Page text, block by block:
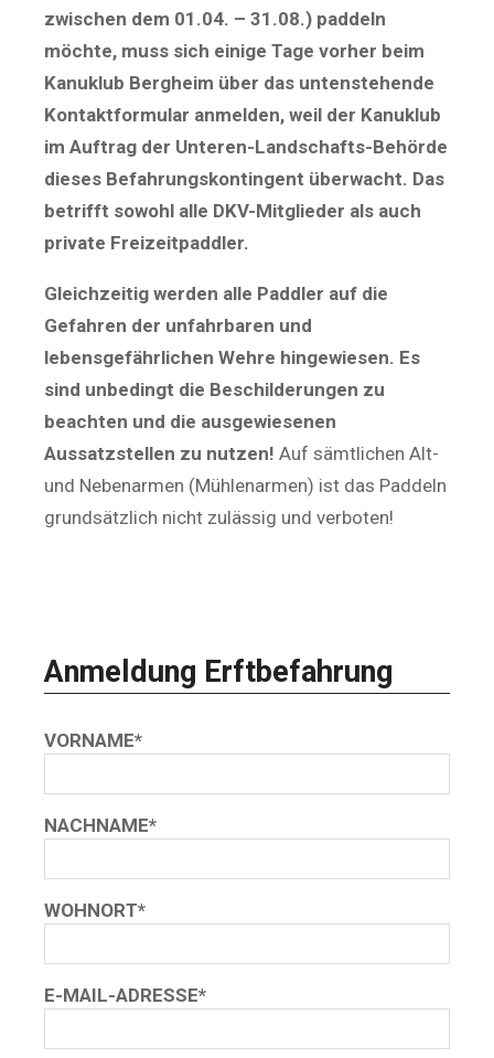
zwischen dem 01.04. – 31.08.) paddeln
möchte, muss sich einige Tage vorher beim
Kanuklub Bergheim über das untenstehende
Kontaktformular anmelden, weil der Kanuklub
im Auftrag der Unteren-Landschafts-Behörde
dieses Befahrungskontingent überwacht. Das
betrifft sowohl alle DKV-Mitglieder als auch
private Freizeitpaddler.
Gleichzeitig werden alle Paddler auf die
Gefahren der unfahrbaren und
lebensgefährlichen Wehre hingewiesen. Es
sind unbedingt die Beschilderungen zu
beachten und die ausgewiesenen
Aussatzstellen zu nutzen! Auf sämtlichen Alt-
und Nebenarmen (Mühlenarmen) ist das Paddeln
grundsätzlich nicht zulässig und verboten!
Anmeldung Erftbefahrung
VORNAME*
NACHNAME*
WOHNORT*
E-MAIL-ADRESSE*